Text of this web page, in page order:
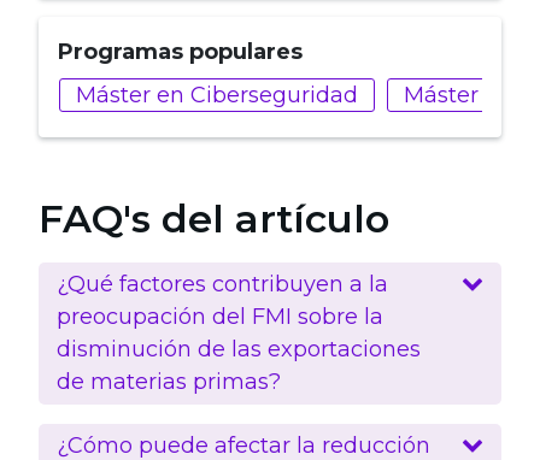
Programas populares
Máster en Ciberseguridad
Máster en
FAQ's del artículo
¿Qué factores contribuyen a la
preocupación del FMI sobre la
disminución de las exportaciones
de materias primas?
¿Cómo puede afectar la reducción